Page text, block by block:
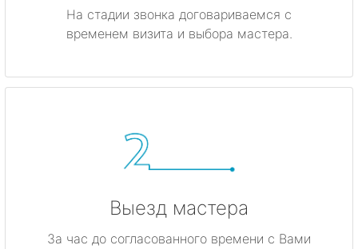
На стадии звонка договариваемся с
временем визита и выбора мастера.
Выезд мастера
За час до согласованного времени с Вами